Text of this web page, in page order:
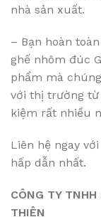
nhà sản xuất.
– Bạn hoàn
ghế nhôm đúc
phẩm mà
với thị trường từ
kiệm rất nhiều
Liên hệ ngay
hấp dẫn nhất.
CÔNG TY
THIÊN